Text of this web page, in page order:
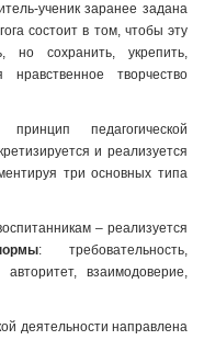
ученик заранее задана
состоит в том, чтобы эту
но сохранить, укрепить,
творчество
педагогической
и реализуется
три основных типа
– реализуется
: требовательность,
взаимодоверие,
деятельности направлена